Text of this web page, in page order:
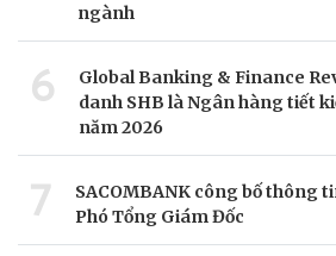
ngành
6
Global Banking & Finance
danh SHB là Ngân hàng tiết
năm 2026
7
SACOMBANK công bố thông
Phó Tổng Giám Đốc